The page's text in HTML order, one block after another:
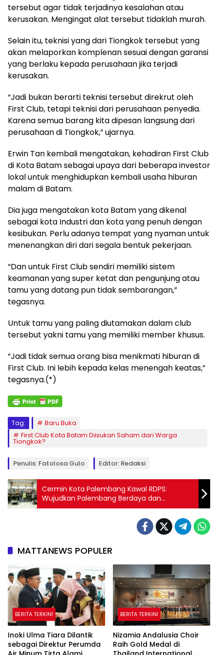
tersebut agar tidak terjadinya kesalahan atau
kerusakan. Mengingat alat tersebut tidaklah murah.
Selain itu, teknisi yang dari Tiongkok tersebut yang
akan melaporkan komplenan sesuai dengan garansi
yang berlaku kepada perusahaan jika terjadi
kerusakan.
“Jadi bukan berarti teknisi tersebut direkrut oleh
First Club, tetapi teknisi dari perusahaan penyedia.
Karena semua barang kita dipesan langsung dari
perusahaan di Tiongkok,” ujarnya.
Erwin Tan kembali mengatakan, kehadiran First Club
di Kota Batam sebagai upaya dari beberapa investor
lokal untuk menghidupkan kembali usaha hiburan
malam di Batam.
Dia juga mengatakan kota Batam yang dikenal
sebagai kota Industri dan kota yang penuh dengan
kesibukan. Perlu adanya tempat yang nyaman untuk
menenangkan diri dari segala bentuk pekerjaan.
“Dan untuk First Club sendiri memiliki sistem
keamanan yang super ketat dan pengunjung atau
tamu yang datang pun tidak sembarangan,”
tegasnya.
Untuk tamu yang paling diutamakan dalam club
tersebut yakni tamu yang memiliki member khusus.
“Jadi tidak semua orang bisa menikmati hiburan di
First Club. Ini lebih kepada kelas menengah keatas,”
tegasnya.(*)
Tag:
Baru Buka
First Club Kota Batam Diisukan Saham dari Warga
Tiongkok?
Penulis: Fatolosa Gulo Editor: Redaksi
Cermin Kota Palembang Kawal RDPS:
Wujudkan Palembang Berdaya dan
Sejahtera
MATTANEWS POPULER
BERITA TERKINI
Inoki Ulma Tiara Dilantik
sebagai Direktur Perumda
BERITA TERKINI
Nizamia Andalusia Choir
Raih Gold Medal di